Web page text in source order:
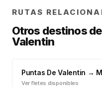
RUTAS
Otros destinos
Valentin
Puntas De Valentin →
Ver fletes disponibles